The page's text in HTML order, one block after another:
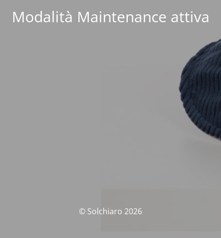
Modalità Maintenance attiva
© Solchiaro 2026